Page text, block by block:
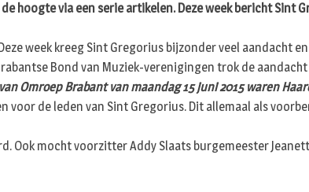
hoogte via een serie artikelen. Deze week bericht Sint
week kreeg Sint Gregorius bijzonder veel aandacht
Bond van Muziek-verenigingen trok de
Omroep Brabant van maandag 15 juni 2015 waren
de leden van Sint Gregorius. Dit allemaal als
Ook mocht voorzitter Addy Slaats burgemeester